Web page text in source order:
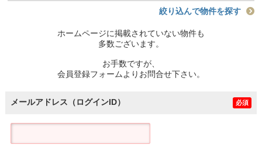
住宅ローン控除シミュレータ
絞り込んで物件を探す
ホームページに掲載されていない物件も
多数ございます。
お手数ですが、
会員登録フォームよりお問合せ下さい。
メールアドレス（ログインID） 必須